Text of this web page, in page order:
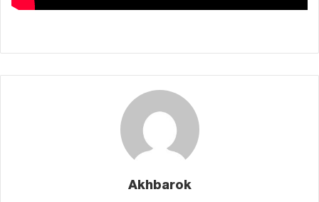
Akhbarok